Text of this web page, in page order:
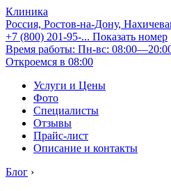
Клиника
Россия, Ростов-на-Дону,
+7 (800) 201-95-... Показать номер
Время работы: Пн-вс:
Откроемся в 08:00
Услуги и Цены
Фото
Специалисты
Отзывы
Прайс-лист
Описание и контакты
Блог ›